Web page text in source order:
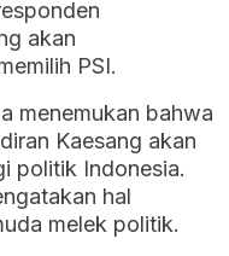
akan
PSI.
menemukan bahwa
Kaesang akan
politik Indonesia.
hal
melek politik.